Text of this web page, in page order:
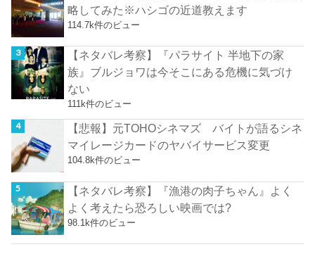
略してみた※ハシゴの近道教えます
114.7k件のビュー
【ネタバレ考察】『パラサイト 半地下の家
族』ブルジョワは今そこにある危機に気づけ
ない
111k件のビュー
【悲報】元TOHOシネマズ バイトが語るシネ
マイレージカードのヤバイサービス変更
104.8k件のビュー
【ネタバレ考察】『漁港の肉子ちゃん』よく
よく考えたら恐ろしい映画では?
98.1k件のビュー